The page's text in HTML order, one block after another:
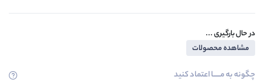
در حال بارگیری ...
مشاهده محصولات
چگونه به مــــــا اعتماد کنید